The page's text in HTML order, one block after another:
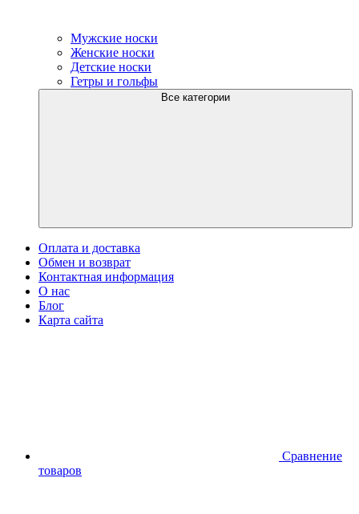
Мужские носки
Женские носки
Детские носки
Гетры и гольфы
Все категории
Оплата и доставка
Обмен и возврат
Контактная информация
О нас
Блог
Карта сайта
Сравнение
товаров